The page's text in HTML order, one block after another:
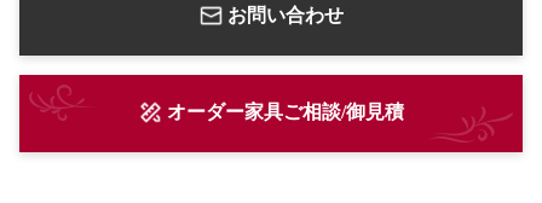
お問い合わせ
オーダー家具ご相談/御見積